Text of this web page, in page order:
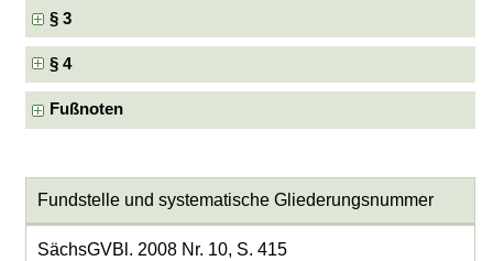
§ 3
§ 4
Fußnoten
Fundstelle und systematische Gliederungsnummer
SächsGVBl. 2008 Nr. 10, S. 415